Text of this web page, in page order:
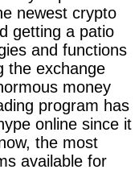
newest crypto
getting a patio
and functions
the exchange
money
program has
online since it
the most
available for